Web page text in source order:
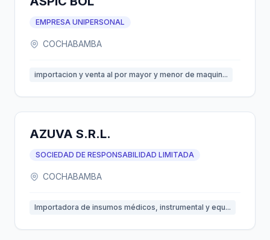
EMPRESA UNIPERSONAL
COCHABAMBA
importacion y venta al por mayor y menor de maquin...
AZUVA S.R.L.
SOCIEDAD DE RESPONSABILIDAD LIMITADA
COCHABAMBA
Importadora de insumos médicos, instrumental y equ...